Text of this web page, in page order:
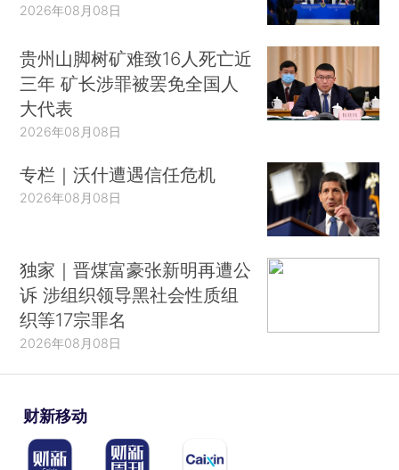
2026年08月08日
贵州山脚树矿难致16人死亡近
三年 矿长涉罪被罢免全国人
大代表
2026年08月08日
专栏｜沃什遭遇信任危机
2026年08月08日
独家｜晋煤富豪张新明再遭公
诉 涉组织领导黑社会性质组
织等17宗罪名
2026年08月08日
财新移动